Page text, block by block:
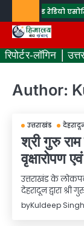
to
content
एण्ड रेडियो
रिपोर्टर-लॉगिन
Author:
उत्तराखंड
श्री गुरु
वृक्षारोपण
उत्तराखंड के
देहरादून द्वारा
byKuldeep